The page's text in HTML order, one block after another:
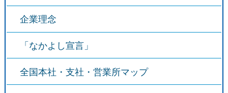
企業理念
「なかよし宣言」
全国本社・支社・営業所マップ